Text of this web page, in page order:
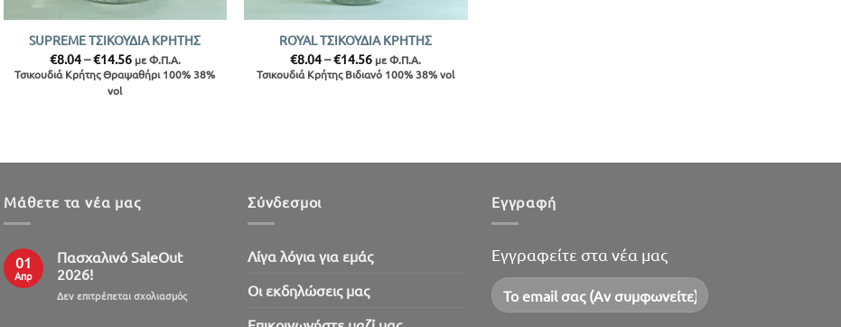
SUPREME ΤΣΙΚΟΥΔΙΑ ΚΡΗΤΗΣ
€8.04–€14.56Price
range:
€8.04
με Φ.Π.Α.
Τσικουδιά Κρήτης Θραψαθήρι 100% 38%
vol
ROYAL ΤΣΙΚΟΥΔΙΑ ΚΡΗΤΗΣ
€8.04–€14.56Price
range:
€8.04
με Φ.Π.Α.
Τσικουδιά Κρήτης Βιδιανό 100% 38% vol
Μάθετε τα νέα μας
01
Απρ
Πασχαλινό SaleOut
2026!
Δεν επιτρέπεται σχολιασμόςστο
Σύνδεσμοι
Λίγα λόγια για εμάς
Oι εκδηλώσεις μας
Εγγραφή
Εγγραφείτε στα νέα μας